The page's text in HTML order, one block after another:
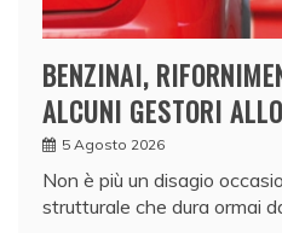
BENZINAI,
ALCUNI GESTORI
5 Agosto 2026
Non è più un disagio
strutturale che dura ormai